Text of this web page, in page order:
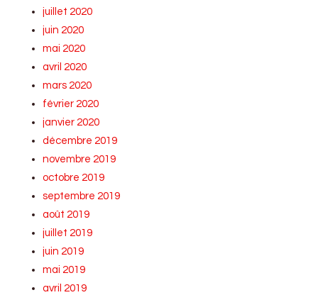
juillet 2020
juin 2020
mai 2020
avril 2020
mars 2020
février 2020
janvier 2020
décembre 2019
novembre 2019
octobre 2019
septembre 2019
août 2019
juillet 2019
juin 2019
mai 2019
avril 2019